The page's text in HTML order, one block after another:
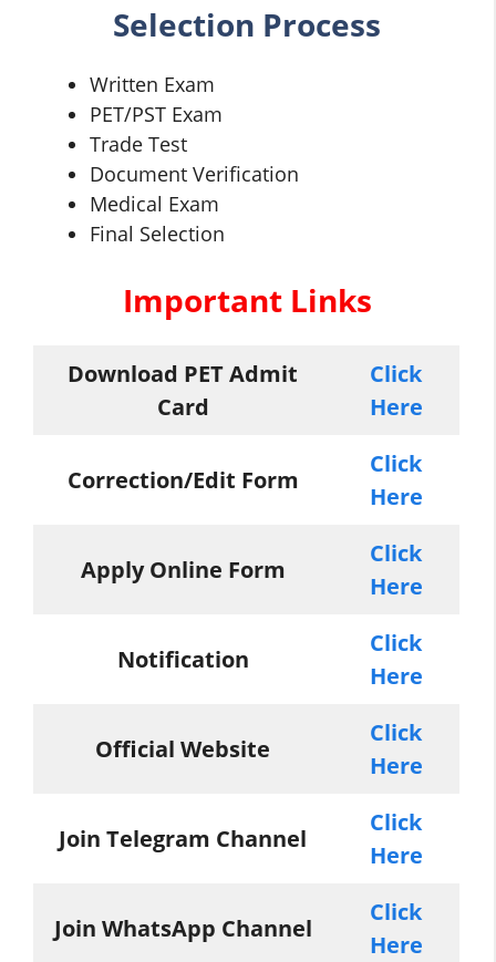
Selection Process
Written Exam
PET/PST Exam
Trade Test
Document Verification
Medical Exam
Final Selection
Important Links
Download PET Admit
Card
Click
Here
Correction/Edit Form
Click
Here
Apply Online Form
Click
Here
Notification
Click
Here
Official Website
Click
Here
Join Telegram Channel
Click
Here
Join WhatsApp Channel
Click
Here